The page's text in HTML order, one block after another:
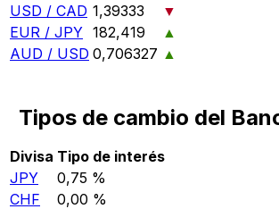
USD / CAD 1,39333
▼
EUR / JPY 182,419
▲
AUD / USD 0,706327 ▲
Tipos de cambio del
Divisa Tipo de interés
JPY
0,75 %
CHF
0,00 %